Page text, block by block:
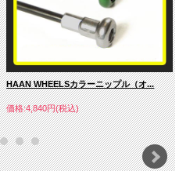
HAAN WHEELSカラーニップル（オ...
価格:4,840円(税込)